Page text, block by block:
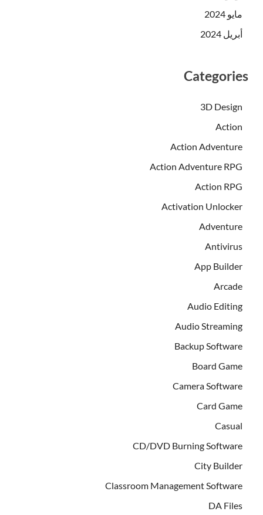
مايو 2024
أبريل 2024
Categories
3D Design
Action
Action Adventure
Action Adventure RPG
Action RPG
Activation Unlocker
Adventure
Antivirus
App Builder
Arcade
Audio Editing
Audio Streaming
Backup Software
Board Game
Camera Software
Card Game
Casual
CD/DVD Burning Software
City Builder
Classroom Management Software
DA Files